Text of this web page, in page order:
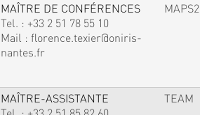
MAÎTRE DE CONFÉRENCES
Tel. : +33 2 51 78 55 10
Mail : florence.texier@oniris-
nantes.fr
MAPS2
MAÎTRE-ASSISTANTE
TEAM